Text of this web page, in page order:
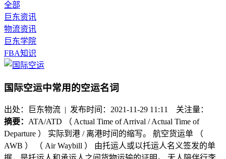
全部
巨东资讯
物流资讯
巨东学院
FBA知识
国际空运中常用的空运名词
出处：巨东物流 | 发布时间：2021-11-29 11:11 关注量：
摘要： ATA/ATD （ Actual Time of Arrival / Actual Time of
Departure ） 实际到港 / 离港时间的缩写。 航空货运单 （
AWB ） （ Air Waybill ） 由托运人或以托运人名义签发的单